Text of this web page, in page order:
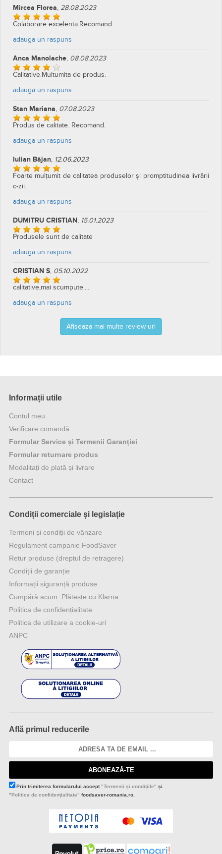
Mircea Florea, 28.08.2023
Colaborare excelenta.Recomand
adauga un raspuns
Anca Manolache, 08.08.2023
Calitative.Multumita de produs.
adauga un raspuns
Stan Mariana, 07.08.2023
Produs de calitate. Recomand.
adauga un raspuns
Iulian Băjan, 12.06.2023
Foarte mulțumit de calitatea produselor și promptitudinea livrării
c-zii.
adauga un raspuns
DUMITRU CRISTIAN, 15.01.2023
Produsele sunt de calitate
adauga un raspuns
CRISTIAN S, 05.10.2022
calitative,mai scumpute....
adauga un raspuns
Afiseaza mai multe review-uri
Informații utile
Contul meu
Verificare comandă
Formular Service și Termenii Garanției
Formular returnare produs
Modalitați de plată și livrare
Contact
Condiții comerciale și legislație
Termeni și condiții de vânzare
Regulament campanie FoodSaver
Retur produse (dreptul de retragere)
Condiții de garanție
Informații siguranță produse
Cumpără acum. Plătește cu Klarna.
Politica de confidențialitate
Politica de utilizare a cookie-uri
ANPC
Află primul reducerile
ABONEAZĂ-TE
Prin trimiterea formularului accept"Termenii și condițiile" și
"Politica de confidențialitate" foodsaver-romania.ro.